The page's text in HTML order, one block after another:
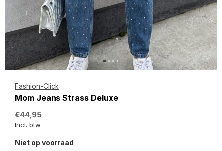
Fashion-Click
Mom Jeans Strass Deluxe
€44,95
Incl. btw
Niet op voorraad